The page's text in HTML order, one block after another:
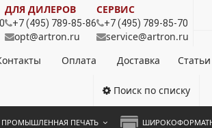
ДЛЯ ДИЛЕРОВ
+7 (495) 789-85-86
opt@artron.ru
СЕРВИС
+7 (495) 789-85-70
service@artron.ru
Оплата Доставка Статьи
Поиск по списку
ПРОМЫШЛЕННАЯ ПЕЧАТЬ